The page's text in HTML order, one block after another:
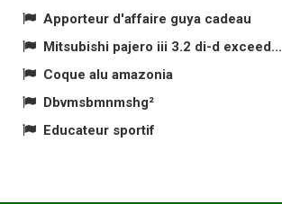
Apporteur d'affaire guya cadeau
Mitsubishi pajero iii 3.2 di-d exceed...
Coque alu amazonia
Dbvmsbmnmshg²
Educateur sportif